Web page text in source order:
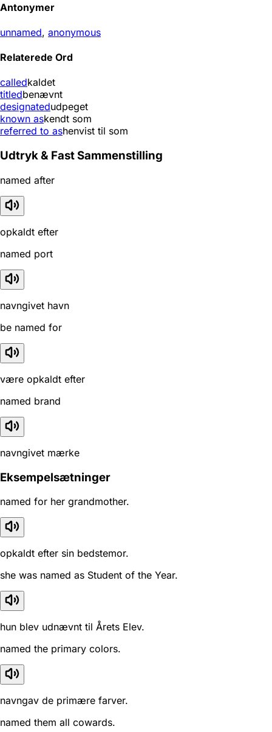
Antonymer
unnamed, anonymous
Relaterede Ord
calledkaldet
titledbenævnt
designatedudpeget
known askendt som
referred to ashenvist til som
Udtryk & Fast Sammenstilling
named after
opkaldt efter
named port
navngivet havn
be named for
være opkaldt efter
named brand
navngivet mærke
Eksempelsætninger
named for her grandmother.
opkaldt efter sin bedstemor.
she was named as Student of the Year.
hun blev udnævnt til Årets Elev.
named the primary colors.
navngav de primære farver.
named them all cowards.